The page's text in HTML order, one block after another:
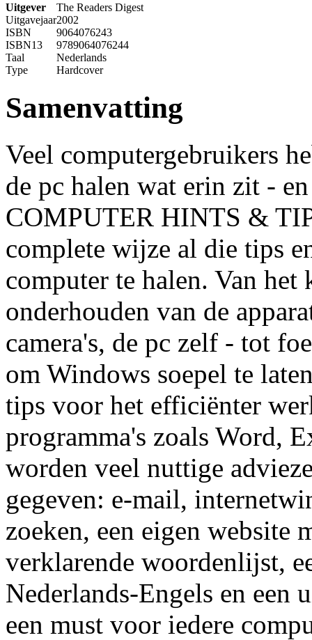
Uitgever
The Readers Digest
Uitgavejaar2002
ISBN
9064076243
ISBN13
9789064076244
Taal
Nederlands
Type
Hardcover
Samenvatting
Veel computergebruikers
de pc halen wat erin zit -
COMPUTER HINTS &
complete wijze al die tips
computer te halen. Van het
onderhouden van de
camera's, de pc zelf - tot
om Windows soepel te
tips voor het efficiënter
programma's zoals Word,
worden veel nuttige
gegeven: e-mail,
zoeken, een eigen website
verklarende woordenlijst,
Nederlands-Engels en een
een must voor iedere